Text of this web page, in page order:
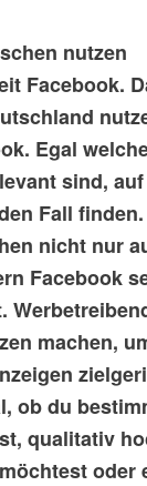
nutzen
Facebook.
Egal
sind,
Fall
nicht nur
Facebook
machen,
ob du
qualitativ
oder